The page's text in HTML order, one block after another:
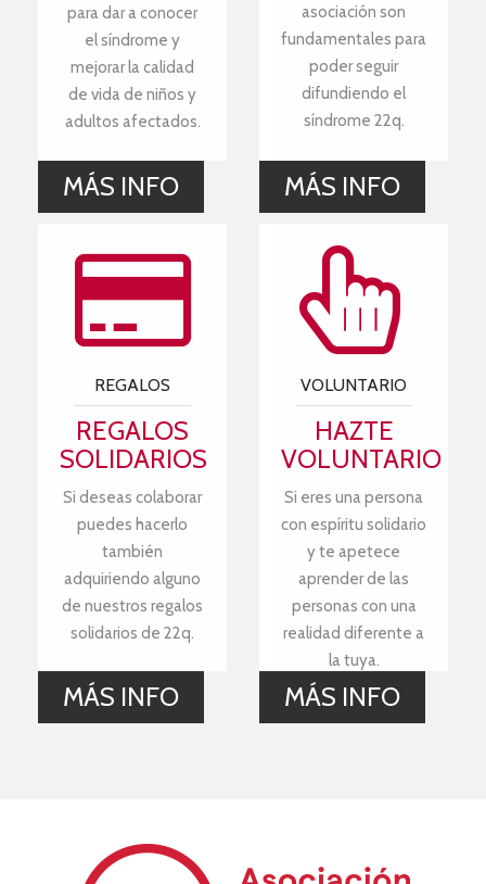
para dar a conocer
el síndrome y
mejorar la calidad
de vida de niños y
adultos afectados.
MÁS INFO
asociación son
fundamentales para
poder seguir
difundiendo el
síndrome 22q.
MÁS INFO
REGALOS
REGALOS
SOLIDARIOS
Si deseas colaborar
puedes hacerlo
también
adquiriendo alguno
de nuestros regalos
solidarios de 22q.
MÁS INFO
VOLUNTARIO
HAZTE
VOLUNTARIO
Si eres una persona
con espíritu solidario
y te apetece
aprender de las
personas con una
realidad diferente a
la tuya.
MÁS INFO